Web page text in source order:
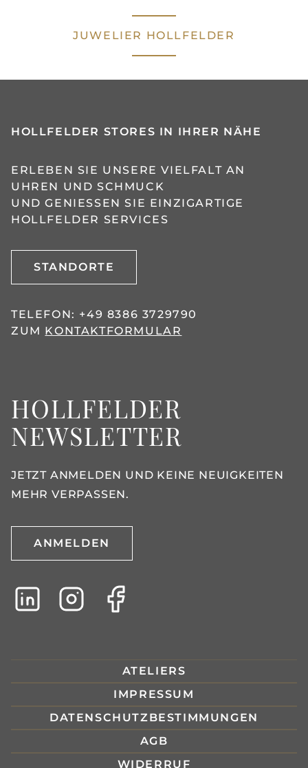
JUWELIER HOLLFELDER
HOLLFELDER STORES IN IHRER NÄHE
ERLEBEN SIE UNSERE VIELFALT AN
UHREN UND SCHMUCK
UND GENIESSEN SIE EINZIGARTIGE H
OLLFELDER SERVICES
STANDORTE
TELEFON: +49 8386 3729790
ZUM KONTAKTFORMULAR
HOLLFELDER
NEWSLETTER
JETZT ANMELDEN UND KEINE NEUIGKEITEN
MEHR VERPASSEN.
ANMELDEN
ATELIERS
IMPRESSUM
DATENSCHUTZBESTIMMUNGEN
AGB
WIDERRUF